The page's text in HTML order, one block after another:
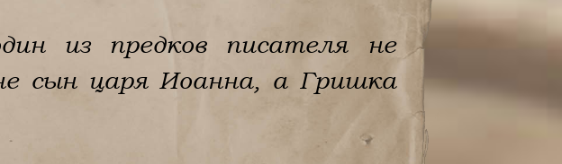
из предков писателя не
сын царя Иоанна, а Гришка